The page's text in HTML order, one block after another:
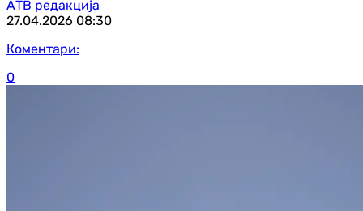
АТВ редакција
27.04.2026 08:30
Коментари:
0